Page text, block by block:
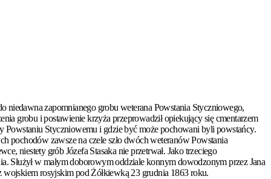
niedawna zapomnianego grobu weterana Powstania Styczniowego,
grobu i postawienie krzyża przeprowadził opiekujący się cmentarzem
Styczniowemu i gdzie być może pochowani byli powstańcy.
pochodów zawsze na czele szło dwóch weteranów Powstania
niestety grób JózefaStasakanie przetrwał. Jako trzeciego
Służył w małym doborowym oddziale konnym dowodzonym przez Jana
rosyjskim pod Żółkiewką 23 grudnia 1863 roku.